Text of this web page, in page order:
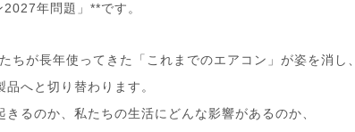
年問題」**です。
ちが長年使ってきた「これまでのエアコン」が姿を消し、
へと切り替わります。
きるのか、私たちの生活にどんな影響があるのか、